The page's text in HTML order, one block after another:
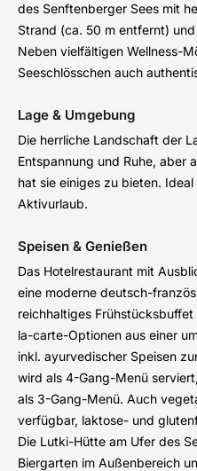
des Senftenberger Sees mit
Strand (ca. 50 m entfernt)
Neben vielfältigen Wellness-
Seeschlösschen auch
Lage & Umgebung
Die herrliche Landschaft der
Entspannung und Ruhe, aber
hat sie einiges zu bieten.
Aktivurlaub.
Speisen & Genießen
Das Hotelrestaurant mit
eine moderne deutsch-
reichhaltiges
la-carte-Optionen aus einer
inkl. ayurvedischer Speisen
wird als 4-Gang-Menü
als 3-Gang-Menü. Auch
verfügbar, laktose- und
Die Lutki-Hütte am Ufer des
Biergarten im Außenbereich